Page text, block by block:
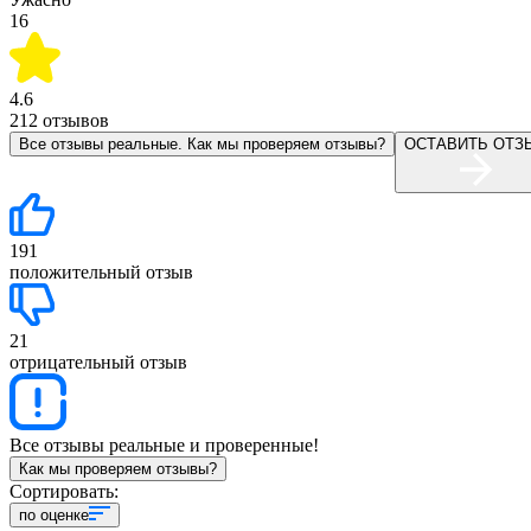
16
4.6
212 отзывов
Все отзывы реальные. Как мы проверяем отзывы? ОСТАВИТЬ
191
положительный отзыв
21
отрицательный отзыв
Все отзывы реальные и проверенные!
Как мы проверяем отзывы?
Сортировать:
по оценке